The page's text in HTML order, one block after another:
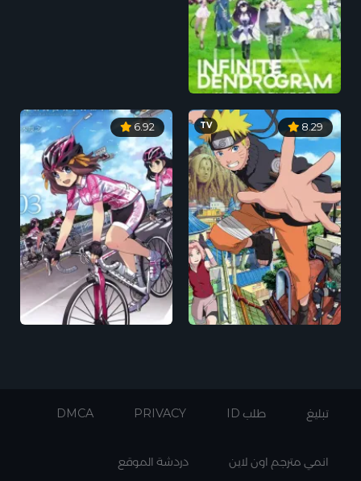
8.29
TV
6.92
تبليغ طلب ID PRIVACY
DMCA
انمي مترجم اون لاين دردشة الموقع